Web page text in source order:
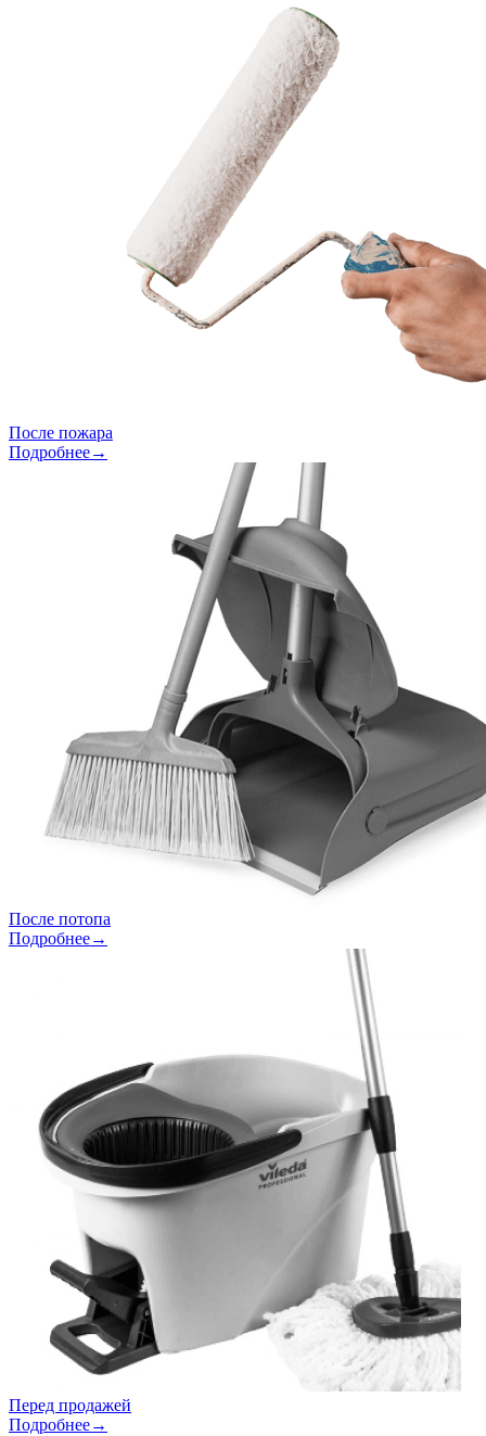
После пожара
Подробнее→
После потопа
Подробнее→
Перед продажей
Подробнее→